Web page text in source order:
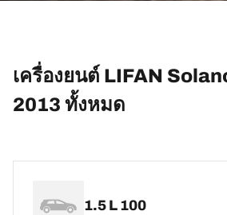
เครื่องยนต์ LIFAN
2013 ทั้งหมด
1.5 L 100